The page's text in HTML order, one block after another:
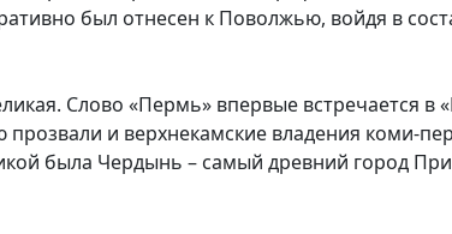
был отнесен к Поволжью, войдя в
Слово «Пермь» впервые встречается в
и верхнекамские владения коми-
была Чердынь – самый древний город